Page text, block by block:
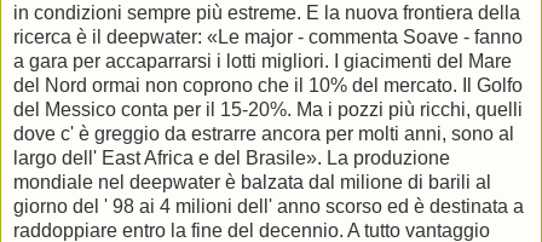
in condizioni sempre più estreme. E la nuova frontiera della
ricerca è il deepwater: «Le major - commenta Soave - fanno
a gara per accaparrarsi i lotti migliori. I giacimenti del Mare
del Nord ormai non coprono che il 10% del mercato. Il Golfo
del Messico conta per il 15-20%. Ma i pozzi più ricchi, quelli
dove c' è greggio da estrarre ancora per molti anni, sono al
largo dell' East Africa e del Brasile». La produzione
mondiale nel deepwater è balzata dal milione di barili al
giorno del ' 98 ai 4 milioni dell' anno scorso ed è destinata a
raddoppiare entro la fine del decennio. A tutto vantaggio